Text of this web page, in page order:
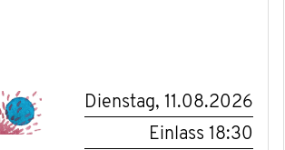
Dienstag, 11.08.2026
Einlass 18:30